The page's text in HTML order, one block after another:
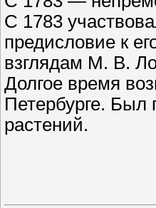
С 1783
предисловие к
взглядам М. В.
Долгое время
Петербурге. Был
растений.